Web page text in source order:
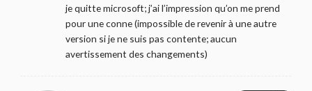
je quitte microsoft; j’ai l’impression qu’on me prend
pour une conne (impossible de revenir à une autre
version si je ne suis pas contente; aucun
avertissement des changements)